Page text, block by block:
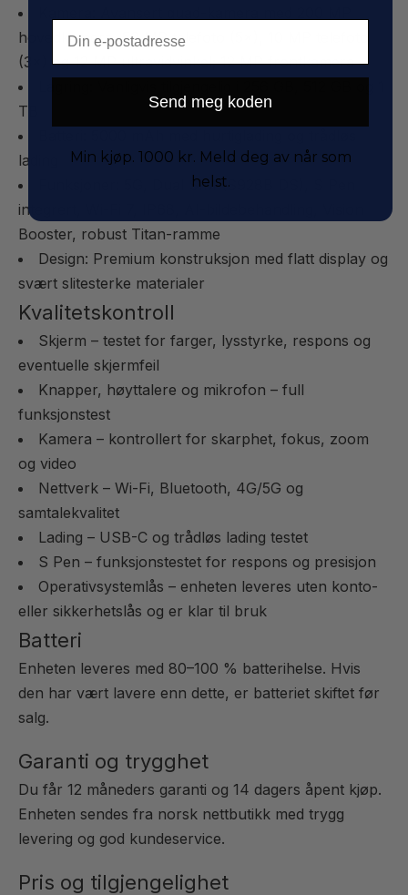
hovedkamera, 50 MP telefoto (5×), 10 MP telefoto
(3×) og 12 MP ultravidvinkel; 12 MP frontkamera
TB
lading
Funksjoner: 5G, Dual SIM (S928B DS), S Pen
integrert, Wi-Fi 7, IP68, AI-bildebehandling, Vision
Booster, robust Titan-ramme
Design: Premium konstruksjon med flatt display og
svært slitesterke materialer
Kvalitetskontroll
Skjerm – testet for farger, lysstyrke, respons og
eventuelle skjermfeil
Knapper, høyttalere og mikrofon – full
funksjonstest
Kamera – kontrollert for skarphet, fokus, zoom
og video
Nettverk – Wi-Fi, Bluetooth, 4G/5G og
samtalekvalitet
Lading – USB-C og trådløs lading testet
S Pen – funksjonstestet for respons og presisjon
Operativsystemlås – enheten leveres uten konto-
eller sikkerhetslås og er klar til bruk
Batteri
Enheten leveres med 80–100 % batterihelse. Hvis
den har vært lavere enn dette, er batteriet skiftet før
salg.
Garanti og trygghet
Du får 12 måneders garanti og 14 dagers åpent kjøp.
Enheten sendes fra norsk nettbutikk med trygg
levering og god kundeservice.
Pris og tilgjengelighet
Send meg koden
Min kjøp. 1000 kr. Meld deg av når som
helst.